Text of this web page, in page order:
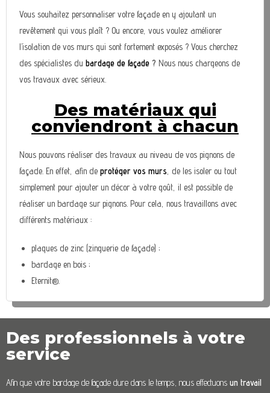
Vous souhaitez personnaliser votre façade en y ajoutant un
revêtement qui vous plaît ? Ou encore, vous voulez améliorer
l’isolation de vos murs qui sont fortement exposés ? Vous cherchez
des spécialistes dubardage de façade ? Nous nous chargeons de
vos travaux avec sérieux.
Des matériaux qui
conviendront à chacun
Nous pouvons réaliser des travaux au niveau de vos pignons de
façade. En effet, afin deprotéger vos murs , de les isoler ou tout
simplement pour ajouter un décor à votre goût, il est possible de
réaliser un bardage sur pignons. Pour cela, nous travaillons avec
différents matériaux :
plaques de zinc (zinguerie de façade) ;
bardage en bois ;
Eternit®.
Des professionnels à votre
service
Afin que votre bardage de façade dure dans le temps, nous effectuons un travail